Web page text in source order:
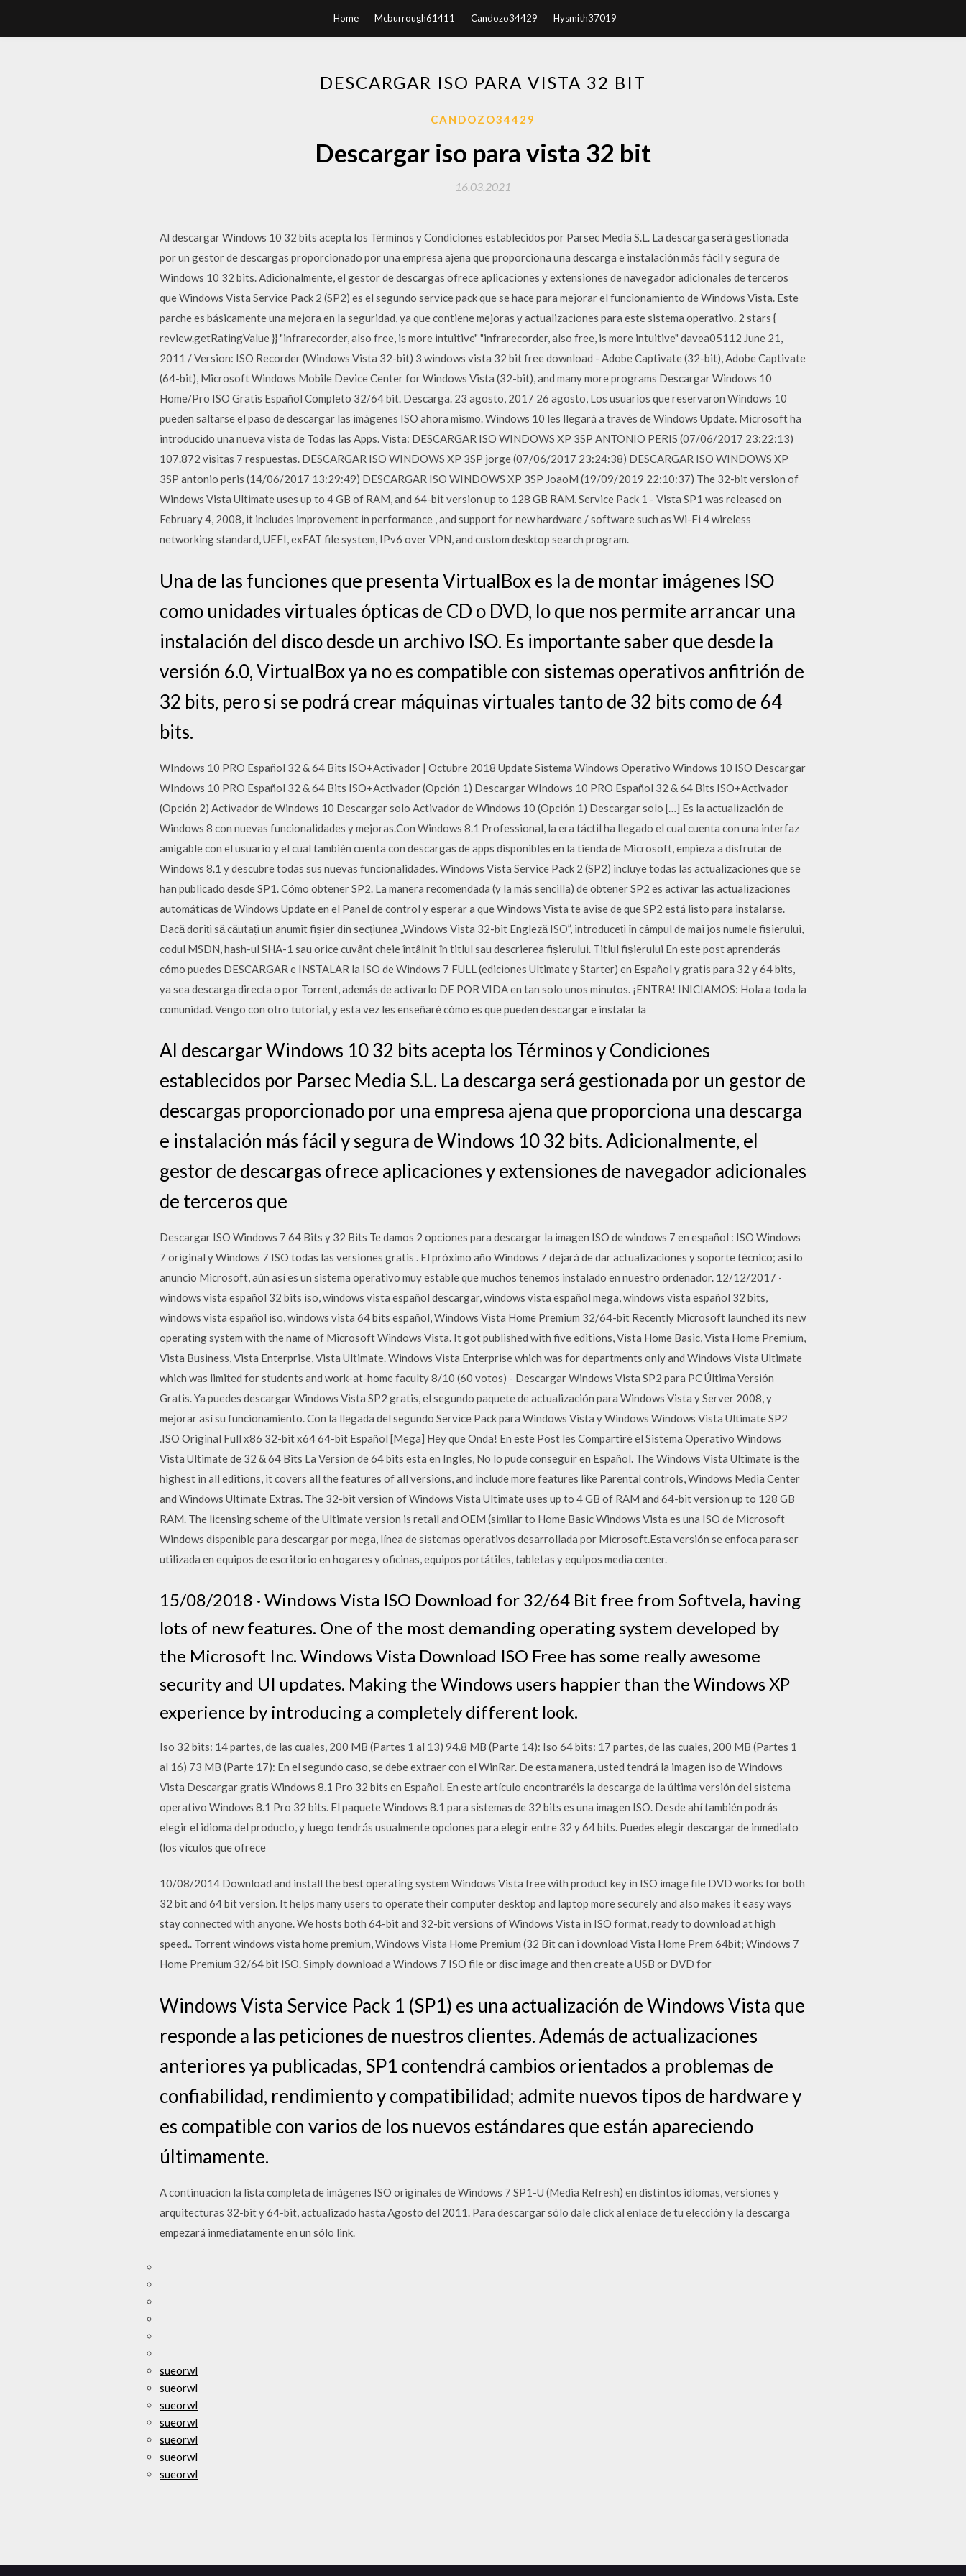
Home Mcburrough61411 Candozo34429 Hysmith37019
DESCARGAR ISO PARA VISTA 32 BIT
CANDOZO34429
Descargar iso para vista 32 bit
16.03.2021
Al descargar Windows 10 32 bits acepta los Términos y Condiciones establecidos por Parsec Media S.L. La descarga será gestionada
por un gestor de descargas proporcionado por una empresa ajena que proporciona una descarga e instalación más fácil y segura de
Windows 10 32 bits. Adicionalmente, el gestor de descargas ofrece aplicaciones y extensiones de navegador adicionales de terceros
que Windows Vista Service Pack 2 (SP2) es el segundo service pack que se hace para mejorar el funcionamiento de Windows Vista. Este
parche es básicamente una mejora en la seguridad, ya que contiene mejoras y actualizaciones para este sistema operativo. 2 stars {
review.getRatingValue }} "infrarecorder, also free, is more intuitive" "infrarecorder, also free, is more intuitive" davea05112 June 21,
2011 / Version: ISO Recorder (Windows Vista 32-bit) 3 windows vista 32 bit free download - Adobe Captivate (32-bit), Adobe Captivate
(64-bit), Microsoft Windows Mobile Device Center for Windows Vista (32-bit), and many more programs Descargar Windows 10
Home/Pro ISO Gratis Español Completo 32/64 bit. Descarga. 23 agosto, 2017 26 agosto, Los usuarios que reservaron Windows 10
pueden saltarse el paso de descargar las imágenes ISO ahora mismo. Windows 10 les llegará a través de Windows Update. Microsoft ha
introducido una nueva vista de Todas las Apps. Vista: DESCARGAR ISO WINDOWS XP 3SP ANTONIO PERIS (07/06/2017 23:22:13)
107.872 visitas 7 respuestas. DESCARGAR ISO WINDOWS XP 3SP jorge (07/06/2017 23:24:38) DESCARGAR ISO WINDOWS XP
3SP antonio peris (14/06/2017 13:29:49) DESCARGAR ISO WINDOWS XP 3SP JoaoM (19/09/2019 22:10:37) The 32-bit version of
Windows Vista Ultimate uses up to 4 GB of RAM, and 64-bit version up to 128 GB RAM. Service Pack 1 - Vista SP1 was released on
February 4, 2008, it includes improvement in performance , and support for new hardware / software such as Wi-Fi 4 wireless
networking standard, UEFI, exFAT file system, IPv6 over VPN, and custom desktop search program.
Una de las funciones que presenta VirtualBox es la de montar imágenes ISO
como unidades virtuales ópticas de CD o DVD, lo que nos permite arrancar una
instalación del disco desde un archivo ISO. Es importante saber que desde la
versión 6.0, VirtualBox ya no es compatible con sistemas operativos anfitrión de
32 bits, pero si se podrá crear máquinas virtuales tanto de 32 bits como de 64
bits.
WIndows 10 PRO Español 32 & 64 Bits ISO+Activador | Octubre 2018 Update Sistema Windows Operativo Windows 10 ISO Descargar
WIndows 10 PRO Español 32 & 64 Bits ISO+Activador (Opción 1) Descargar WIndows 10 PRO Español 32 & 64 Bits ISO+Activador
(Opción 2) Activador de Windows 10 Descargar solo Activador de Windows 10 (Opción 1) Descargar solo […] Es la actualización de
Windows 8 con nuevas funcionalidades y mejoras.Con Windows 8.1 Professional, la era táctil ha llegado el cual cuenta con una interfaz
amigable con el usuario y el cual también cuenta con descargas de apps disponibles en la tienda de Microsoft, empieza a disfrutar de
Windows 8.1 y descubre todas sus nuevas funcionalidades. Windows Vista Service Pack 2 (SP2) incluye todas las actualizaciones que se
han publicado desde SP1. Cómo obtener SP2. La manera recomendada (y la más sencilla) de obtener SP2 es activar las actualizaciones
automáticas de Windows Update en el Panel de control y esperar a que Windows Vista te avise de que SP2 está listo para instalarse.
Dacă doriți să căutați un anumit fișier din secțiunea „Windows Vista 32-bit Engleză ISO”, introduceți în câmpul de mai jos numele fișierului,
codul MSDN, hash-ul SHA-1 sau orice cuvânt cheie întâlnit în titlul sau descrierea fișierului. Titlul fișierului En este post aprenderás
cómo puedes DESCARGAR e INSTALAR la ISO de Windows 7 FULL (ediciones Ultimate y Starter) en Español y gratis para 32 y 64 bits,
ya sea descarga directa o por Torrent, además de activarlo DE POR VIDA en tan solo unos minutos. ¡ENTRA! INICIAMOS: Hola a toda la
comunidad. Vengo con otro tutorial, y esta vez les enseñaré cómo es que pueden descargar e instalar la
Al descargar Windows 10 32 bits acepta los Términos y Condiciones
establecidos por Parsec Media S.L. La descarga será gestionada por un gestor de
descargas proporcionado por una empresa ajena que proporciona una descarga
e instalación más fácil y segura de Windows 10 32 bits. Adicionalmente, el
gestor de descargas ofrece aplicaciones y extensiones de navegador adicionales
de terceros que
Descargar ISO Windows 7 64 Bits y 32 Bits Te damos 2 opciones para descargar la imagen ISO de windows 7 en español : ISO Windows
7 original y Windows 7 ISO todas las versiones gratis . El próximo año Windows 7 dejará de dar actualizaciones y soporte técnico; así lo
anuncio Microsoft, aún así es un sistema operativo muy estable que muchos tenemos instalado en nuestro ordenador. 12/12/2017 ·
windows vista español 32 bits iso, windows vista español descargar, windows vista español mega, windows vista español 32 bits,
windows vista español iso, windows vista 64 bits español, Windows Vista Home Premium 32/64-bit Recently Microsoft launched its new
operating system with the name of Microsoft Windows Vista. It got published with five editions, Vista Home Basic, Vista Home Premium,
Vista Business, Vista Enterprise, Vista Ultimate. Windows Vista Enterprise which was for departments only and Windows Vista Ultimate
which was limited for students and work-at-home faculty 8/10 (60 votos) - Descargar Windows Vista SP2 para PC Última Versión
Gratis. Ya puedes descargar Windows Vista SP2 gratis, el segundo paquete de actualización para Windows Vista y Server 2008, y
mejorar así su funcionamiento. Con la llegada del segundo Service Pack para Windows Vista y Windows Windows Vista Ultimate SP2
.ISO Original Full x86 32-bit x64 64-bit Español [Mega] Hey que Onda! En este Post les Compartiré el Sistema Operativo Windows
Vista Ultimate de 32 & 64 Bits La Version de 64 bits esta en Ingles, No lo pude conseguir en Español. The Windows Vista Ultimate is the
highest in all editions, it covers all the features of all versions, and include more features like Parental controls, Windows Media Center
and Windows Ultimate Extras. The 32-bit version of Windows Vista Ultimate uses up to 4 GB of RAM and 64-bit version up to 128 GB
RAM. The licensing scheme of the Ultimate version is retail and OEM (similar to Home Basic Windows Vista es una ISO de Microsoft
Windows disponible para descargar por mega, línea de sistemas operativos desarrollada por Microsoft.Esta versión se enfoca para ser
utilizada en equipos de escritorio en hogares y oficinas, equipos portátiles, tabletas y equipos media center.
15/08/2018 · Windows Vista ISO Download for 32/64 Bit free from Softvela, having
lots of new features. One of the most demanding operating system developed by
the Microsoft Inc. Windows Vista Download ISO Free has some really awesome
security and UI updates. Making the Windows users happier than the Windows XP
experience by introducing a completely different look.
Iso 32 bits: 14 partes, de las cuales, 200 MB (Partes 1 al 13) 94.8 MB (Parte 14): Iso 64 bits: 17 partes, de las cuales, 200 MB (Partes 1
al 16) 73 MB (Parte 17): En el segundo caso, se debe extraer con el WinRar. De esta manera, usted tendrá la imagen iso de Windows
Vista Descargar gratis Windows 8.1 Pro 32 bits en Español. En este artículo encontraréis la descarga de la última versión del sistema
operativo Windows 8.1 Pro 32 bits. El paquete Windows 8.1 para sistemas de 32 bits es una imagen ISO. Desde ahí también podrás
elegir el idioma del producto, y luego tendrás usualmente opciones para elegir entre 32 y 64 bits. Puedes elegir descargar de inmediato
(los vículos que ofrece
10/08/2014 Download and install the best operating system Windows Vista free with product key in ISO image file DVD works for both
32 bit and 64 bit version. It helps many users to operate their computer desktop and laptop more securely and also makes it easy ways
stay connected with anyone. We hosts both 64-bit and 32-bit versions of Windows Vista in ISO format, ready to download at high
speed.. Torrent windows vista home premium, Windows Vista Home Premium (32 Bit can i download Vista Home Prem 64bit; Windows 7
Home Premium 32/64 bit ISO. Simply download a Windows 7 ISO file or disc image and then create a USB or DVD for
Windows Vista Service Pack 1 (SP1) es una actualización de Windows Vista que
responde a las peticiones de nuestros clientes. Además de actualizaciones
anteriores ya publicadas, SP1 contendrá cambios orientados a problemas de
confiabilidad, rendimiento y compatibilidad; admite nuevos tipos de hardware y
es compatible con varios de los nuevos estándares que están apareciendo
últimamente.
A continuacion la lista completa de imágenes ISO originales de Windows 7 SP1-U (Media Refresh) en distintos idiomas, versiones y
arquitecturas 32-bit y 64-bit, actualizado hasta Agosto del 2011. Para descargar sólo dale click al enlace de tu elección y la descarga
empezará inmediatamente en un sólo link.
sueorwl
sueorwl
sueorwl
sueorwl
sueorwl
sueorwl
sueorwl